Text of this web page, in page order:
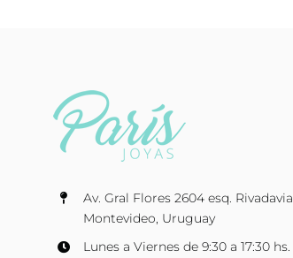
Av. Gral Flores 2604 esq. Rivadavia
Montevideo, Uruguay
Lunes a Viernes de 9:30 a 17:30 hs.